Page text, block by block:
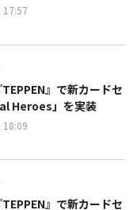
17:57
』で新カードセ
Heroes」を実装
18:09
』で新カードセ